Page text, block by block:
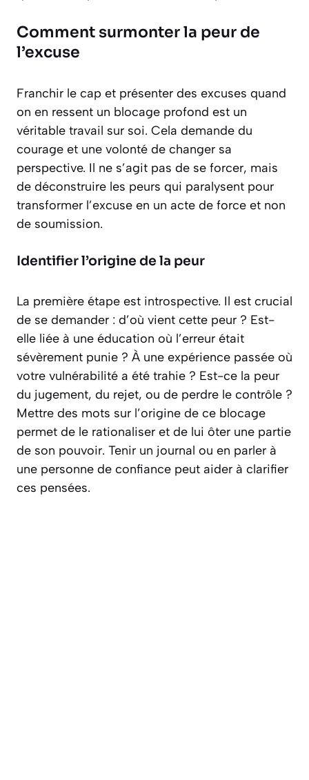
Comment surmonter la peur de
l’excuse
Franchir le cap et présenter des excuses quand
on en ressent un blocage profond est un
véritable travail sur soi. Cela demande du
courage et une volonté de changer sa
perspective. Il ne s’agit pas de se forcer, mais
de déconstruire les peurs qui paralysent pour
transformer l’excuse en un acte de force et non
de soumission.
Identifier l’origine de la peur
La première étape est introspective. Il est crucial
de se demander : d’où vient cette peur ? Est-
elle liée à une éducation où l’erreur était
sévèrement punie ? À une expérience passée où
votre vulnérabilité a été trahie ? Est-ce la peur
du jugement, du rejet, ou de perdre le contrôle ?
Mettre des mots sur l’origine de ce blocage
permet de le rationaliser et de lui ôter une partie
de son pouvoir. Tenir un journal ou en parler à
une personne de confiance peut aider à clarifier
ces pensées.